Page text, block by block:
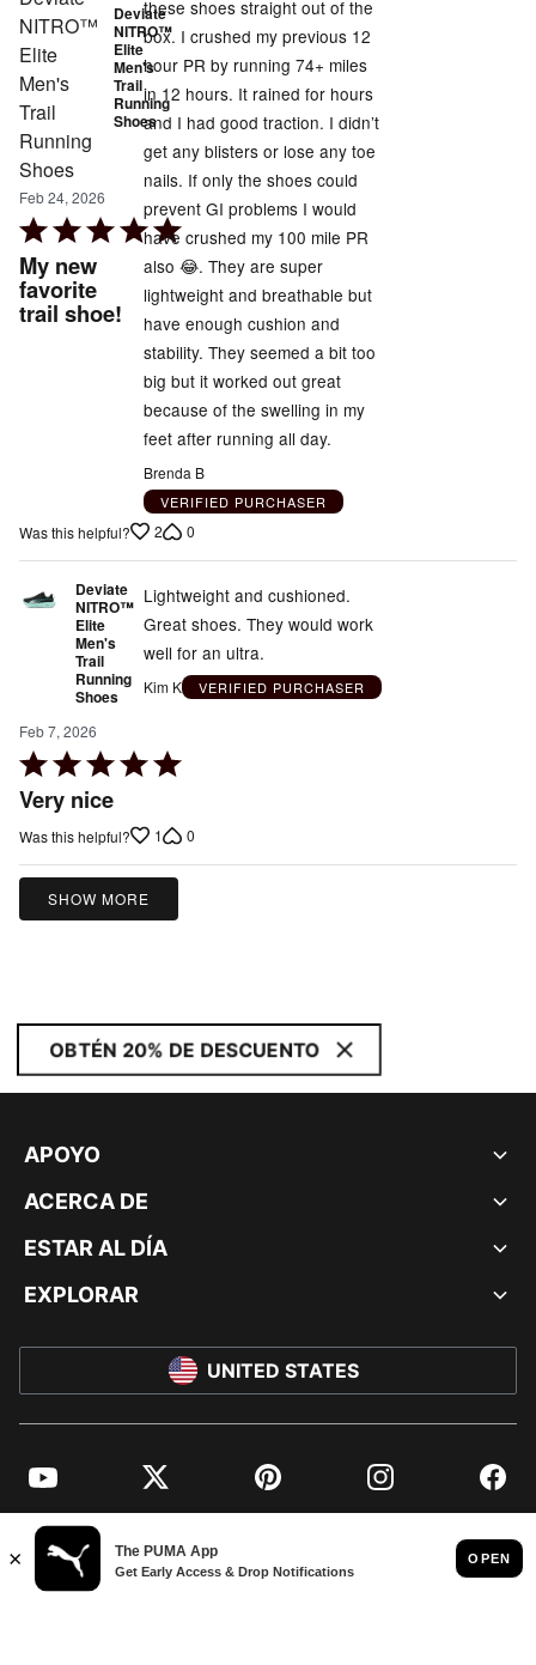
Deviate
NITRO™
Elite
Men's
Trail
Running
Shoes
Feb 24, 2026
Rated
5
out
of
My new
favorite
trail shoe!
these shoes straight out of the
box. I crushed my previous 12
hour PR by running 74+ miles
in 12 hours. It rained for hours
and I had good traction. I didn’t
get any blisters or lose any toe
nails. If only the shoes could
prevent GI problems I would
have crushed my 100 mile PR
also 😂. They are super
lightweight and breathable but
have enough cushion and
stability. They seemed a bit too
big but it worked out great
because of the swelling in my
feet after running all day.
Brenda B
VERIFIED PURCHASER
Was this helpful? 2 0
Deviate
NITRO™
Elite
Men's
Trail
Running
Shoes
Feb 7, 2026
Rated
5
of
5
Very nice
Lightweight and cushioned.
Great shoes. They would work
well for an ultra.
Kim K VERIFIED PURCHASER
Was this helpful? 1 0
SHOW MORE
OBTÉN 20% DE DESCUENTO
APOYO
ACERCA DE
ESTAR AL DÍA
EXPLORAR
UNITED STATES
YouTube Twitter Pinterest Instagram
© PUMA NORTH AMERICA, INC.
IMPRINT AND LEGAL DATA